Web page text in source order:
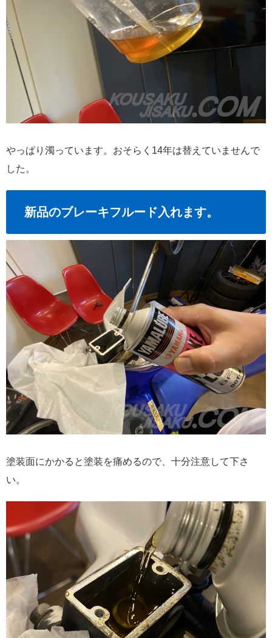
やっぱり濁っています。おそらく14年は替えていませんで
した。
新品のブレーキフルード入れます。
塗装面にかかると塗装を痛めるので、十分注意して下さ
い。